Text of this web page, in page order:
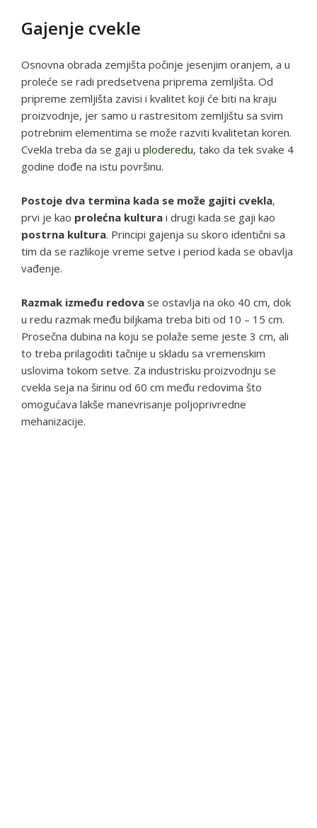
Gajenje cvekle
Osnovna obrada zemjišta počinje jesenjim oranjem, a u
proleće se radi predsetvena priprema zemljišta. Od
pripreme zemljišta zavisi i kvalitet koji će biti na kraju
proizvodnje, jer samo u rastresitom zemljištu sa svim
potrebnim elementima se može razviti kvalitetan koren.
Cvekla treba da se gaji u ploderedu, tako da tek svake 4
godine dođe na istu površinu.
Postoje dva termina kada se može gajiti cvekla,
prvi je kao prolećna kultura i drugi kada se gaji kao
postrna kultura. Principi gajenja su skoro identični sa
tim da se razlikoje vreme setve i period kada se obavlja
vađenje.
Razmak između redova se ostavlja na oko 40 cm, dok
u redu razmak među biljkama treba biti od 10 – 15 cm.
Prosečna dubina na koju se polaže seme jeste 3 cm, ali
to treba prilagoditi tačnije u skladu sa vremenskim
uslovima tokom setve. Za industrisku proizvodnju se
cvekla seja na širinu od 60 cm među redovima što
omogućava lakše manevrisanje poljoprivredne
mehanizacije.